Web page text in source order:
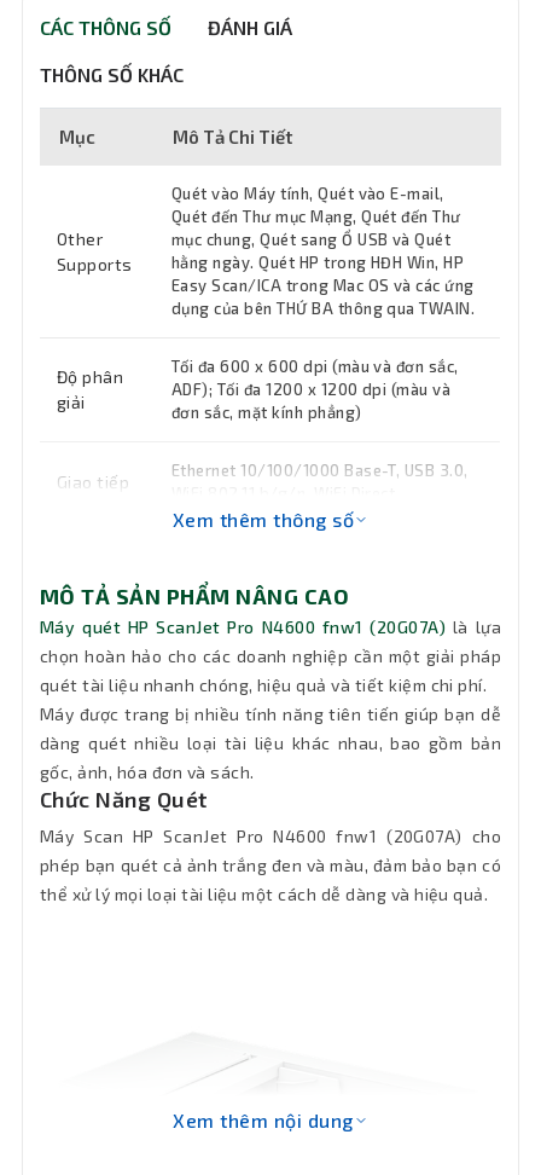
CÁC THÔNG SỐ ĐÁNH GIÁ
THÔNG SỐ KHÁC
Mục Mô Tả Chi Tiết
Other
Supports
Quét vào Máy tính, Quét vào E-mail,
Quét đến Thư mục Mạng, Quét đến Thư
mục chung, Quét sang Ổ USB và Quét
hằng ngày. Quét HP trong HĐH Win, HP
Easy Scan/ICA trong Mac OS và các ứng
dụng của bên THỨ BA thông qua TWAIN.
Độ phân
giải
Tối đa 600 x 600 dpi (màu và đơn sắc,
ADF); Tối đa 1200 x 1200 dpi (màu và
đơn sắc, mặt kính phẳng)
Giao tiếp
Ethernet 10/100/1000 Base-T, USB 3.0,
Nguồn 100-240 VAC
Tương
thích
Windows 11; Windows 10; Windows 8;
Windows 8.1; Windows 7; Windows
Server; macOS 10.14 Mojave; macOS
10.15 Catalina; macOS 11 Big Sur; macOS
12 Monterey; Linux
Tính
năng
chính
Scan Trắng đen và Scan màu
12 tháng
Xem thêm thông số
MÔ TẢ SẢN PHẨM NÂNG CAO
Máy quét HP ScanJet Pro N4600 fnw1 (20G07A) là lựa
chọn hoàn hảo cho các doanh nghiệp cần một giải pháp
quét tài liệu nhanh chóng, hiệu quả và tiết kiệm chi phí.
Máy được trang bị nhiều tính năng tiên tiến giúp bạn dễ
dàng quét nhiều loại tài liệu khác nhau, bao gồm bản
gốc, ảnh, hóa đơn và sách.
Chức Năng Quét
Máy Scan HP ScanJet Pro N4600 fnw1 (20G07A) cho
phép bạn quét cả ảnh trắng đen và màu, đảm bảo bạn có
thể xử lý mọi loại tài liệu một cách dễ dàng và hiệu quả.
Xem thêm nội dung